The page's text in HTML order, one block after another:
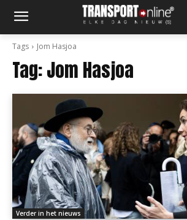
Tags Jom Hasjoa
Tag:Jom Hasjoa
Verder in het nieuws